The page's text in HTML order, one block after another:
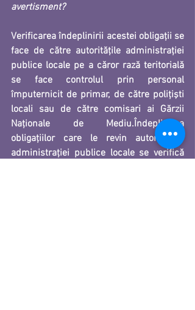
avertisment?
Verificarea îndeplinirii acestei obligații se
face de către autorităţile administraţiei
publice locale pe a căror rază teritorială
se face controlul prin personal
împuternicit de primar, de către poliţişti
locali sau de către comisari ai Gărzii
Naţionale de Mediu.Îndeplinirea
obligaţiilor care le revin autorităţilor
administraţiei publice locale se verifică